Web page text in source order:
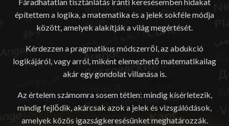
építettem a logika, a matematika és a jelek sokféle módja
között, amelyek alakítják a világ megértését.
Kérdezzen a pragmatikus módszerről, az abdukció
logikájáról, vagy arról, miként elemezhető matematikailag
akár egy gondolat villanása is.
Az értelem számomra sosem tétlen: mindig kísérletezik,
mindig fejlődik, akárcsak azok a jelek és vizsgálódások,
amelyek közös igazságkeresésünket meghatározzák.